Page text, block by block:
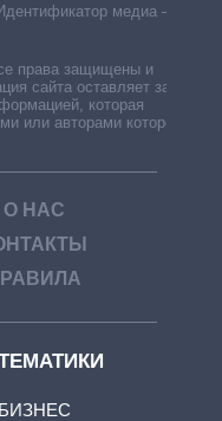
медиа –
права защищены и
сайта оставляет за
которая
или авторами которой
О НАС
БИЗНЕС